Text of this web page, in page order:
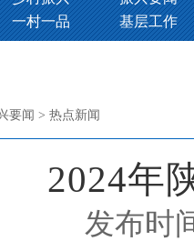
一村一品 基层工作
要闻 > 热点新闻
2024年
发布时